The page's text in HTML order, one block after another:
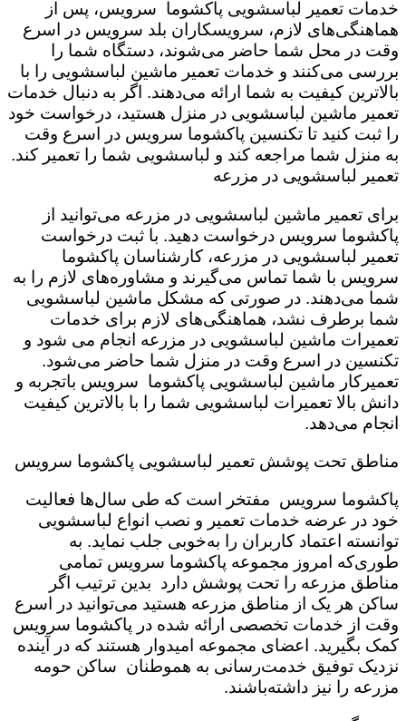
خدمات تعمیر لباسشویی پاکشوما سرویس،‌ پس از
هماهنگی‌های لازم، سرویسکاران بلد سرویس در اسرع
وقت در محل شما حاضر می‌شوند، دستگاه شما را
بررسی می‌کنند و خدمات تعمیر ماشین لباسشویی را با
بالاترین کیفیت به شما ارائه می‌دهند. اگر به دنبال خدمات
تعمیر ماشین لباسشویی در منزل هستید، درخواست خود
را ثبت کنید تا تکنسین پاکشوما سرویس در اسرع وقت
به منزل شما مراجعه کند و لباسشویی شما را تعمیر کند.
تعمیر لباسشویی در مزرعه
برای تعمیر ماشین لباسشویی در مزرعه می‌توانید از
پاکشوما سرویس درخواست دهید. با ثبت درخواست
تعمیر لباسشویی در مزرعه، کارشناسان پاکشوما
سرویس با شما تماس می‌گیرند و مشاوره‌های لازم را به
شما می‌دهند. در صورتی که مشکل ماشین لباسشویی
شما برطرف نشد، هماهنگی‌های لازم برای خدمات
تعمیرات ماشین لباسشویی در مزرعه انجام می شود و
تکنسین در اسرع وقت در منزل شما حاضر می‌شود.
تعمیرکار ماشین لباسشویی پاکشوما سرویس باتجربه و
دانش بالا تعمیرات لباسشویی شما را با بالاترین کیفیت
انجام می‌دهد.
مناطق تحت پوشش تعمیر لباسشویی پاکشوما سرویس
پاکشوما سرویس مفتخر است که طی سال‌ها فعالیت
خود در عرضه خدمات تعمیر و نصب انواع لباسشویی
توانسته اعتماد کاربران را به‌خوبی جلب نماید. به
طوری‌که امروز مجموعه پاکشوما سرویس تمامی
مناطق مزرعه را تحت پوشش دارد بدین ترتیب اگر
ساکن هر یک از مناطق مزرعه هستید می‌توانید در اسرع
وقت از خدمات تخصصی ارائه شده در پاکشوما سرویس
کمک بگیرید. اعضای مجموعه امیدوار هستند که در آینده
نزدیک توفیق خدمت‌رسانی به هموطنان ساکن حومه
مزرعه را نیز داشته‌باشند.